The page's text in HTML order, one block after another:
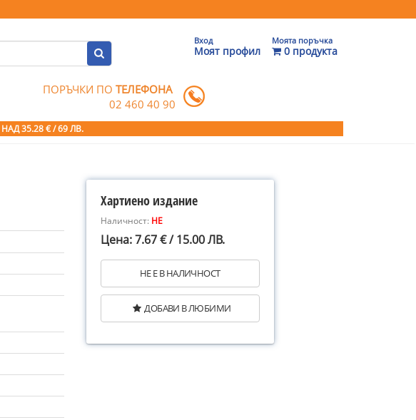
Вход
Моят профил
Моята поръчка
0 продукта
ПОРЪЧКИ ПОТЕЛЕФОНА
02 460 40 90
НАД 35.28 € / 69 ЛВ.
Хартиено издание
Наличност: НЕ
Цена: 7.67 € / 15.00 ЛВ.
НЕ Е В НАЛИЧНОСТ
ДОБАВИ В ЛЮБИМИ